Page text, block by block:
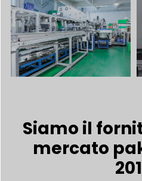
Siamo il
mercato